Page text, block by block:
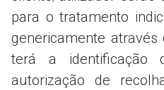
para o tratamento
genericamente
terá a identificação
autorização de